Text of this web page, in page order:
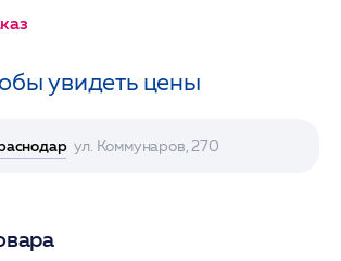
увидеть цены
ул. Коммунаров, 270